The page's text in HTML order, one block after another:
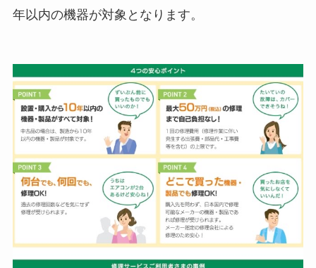
年以内の機器が対象となります。